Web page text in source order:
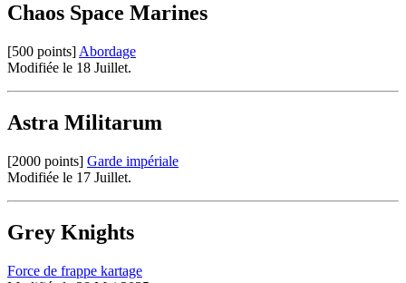
Chaos Space Marines
[500 points] Abordage
Modifiée le 18 Juillet.
Astra Militarum
[2000 points] Garde impériale
Modifiée le 17 Juillet.
Grey Knights
Force de frappe kartage